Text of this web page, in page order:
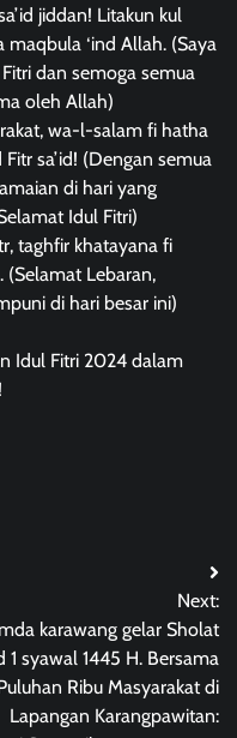
jiddan! Litakun kul
maqbula ‘ind Allah. (Saya
dan semoga semua
oleh Allah)
wa-l-salam fi hatha
sa’id! (Dengan semua
di hari yang
Idul Fitri)
taghfir khatayana fi
Lebaran,
di hari besar ini)
Idul Fitri 2024 dalam
Next:
karawang gelar Sholat
1 syawal 1445 H. Bersama
Ribu Masyarakat di
Lapangan Karangpawitan: